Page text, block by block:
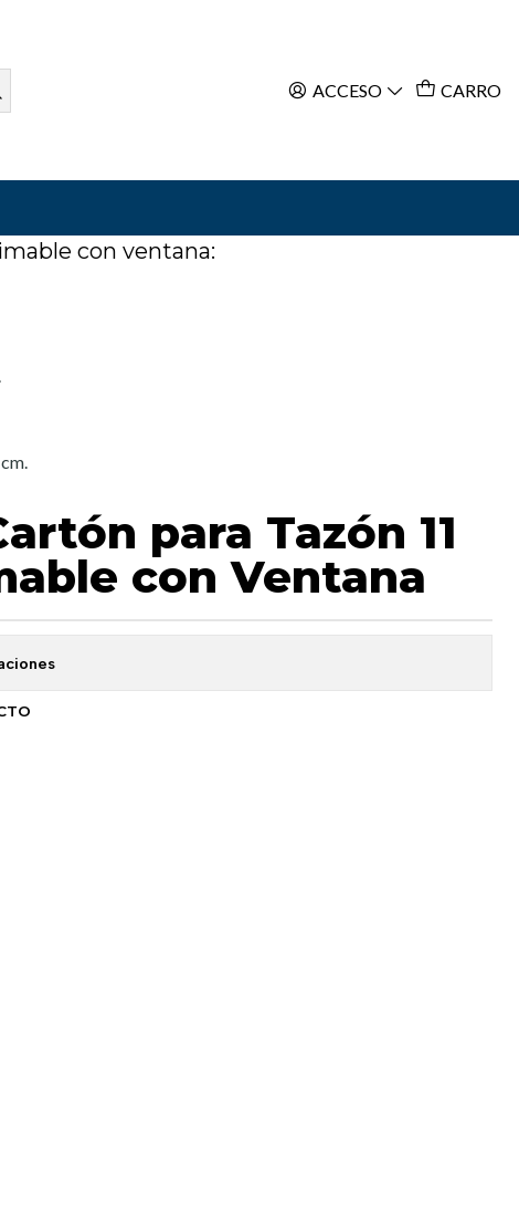
ACCESO CARRO
al Carro
con ventana:
para Tazón 11
con Ventana